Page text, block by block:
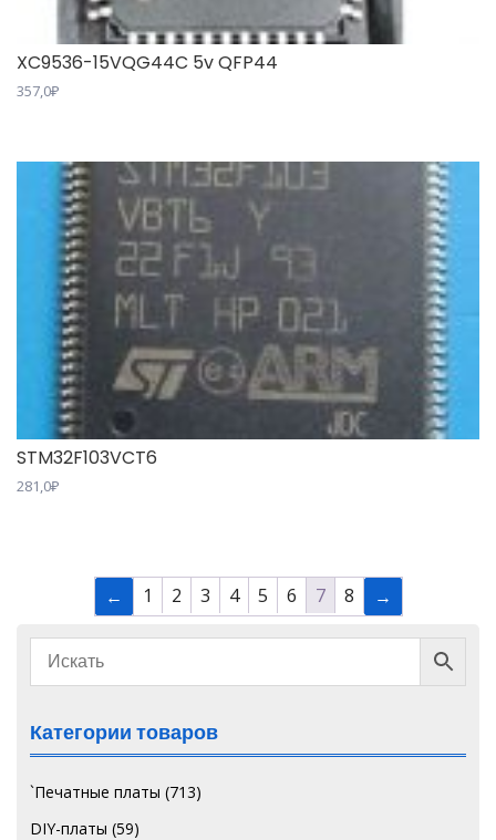
XC9536-15VQG44C 5v QFP44
357,0₽
STM32F103VCT6
281,0₽
← 1 2 3 4 5 6 7 8 →
Категории товаров
`Печатные платы (713)
DIY-платы (59)